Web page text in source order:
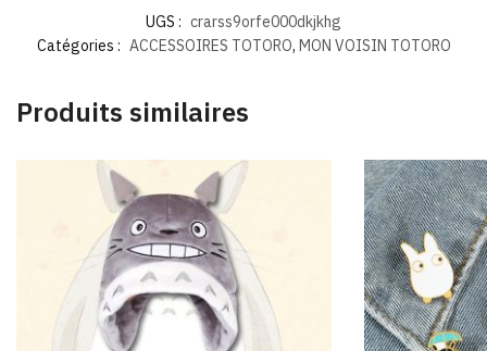
UGS : crarss9orfe000dkjkhg
Catégories : ACCESSOIRES TOTORO, MON VOISIN TOTORO
Produits similaires